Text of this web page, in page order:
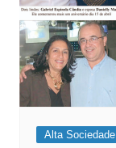
Alta Sociedade